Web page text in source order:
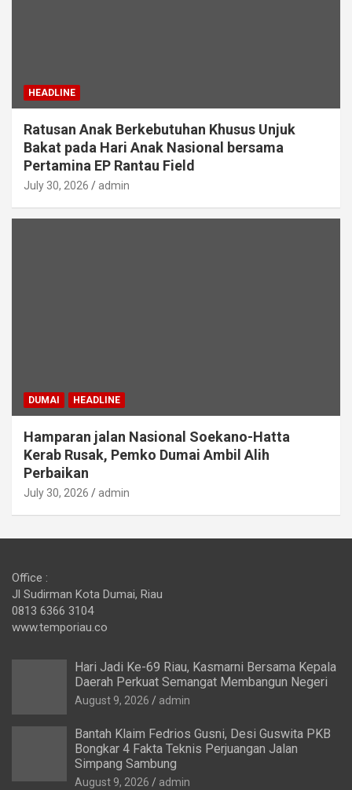
HEADLINE
Ratusan Anak Berkebutuhan Khusus Unjuk
Bakat pada Hari Anak Nasional bersama
Pertamina EP Rantau Field
July 30, 2026 admin
DUMAI HEADLINE
Hamparan jalan Nasional Soekano-Hatta
Kerab Rusak, Pemko Dumai Ambil Alih
Perbaikan
July 30, 2026 admin
Office :
Jl Sudirman Kota Dumai, Riau
0813 6366 3104
www.temporiau.co
Hari Jadi Ke-69 Riau, Kasmarni Bersama Kepala
Daerah Perkuat Semangat Membangun Negeri
August 9, 2026 admin
Bantah Klaim Fedrios Gusni, Desi Guswita PKB
Bongkar 4 Fakta Teknis Perjuangan Jalan
Simpang Sambung
August 9, 2026 admin